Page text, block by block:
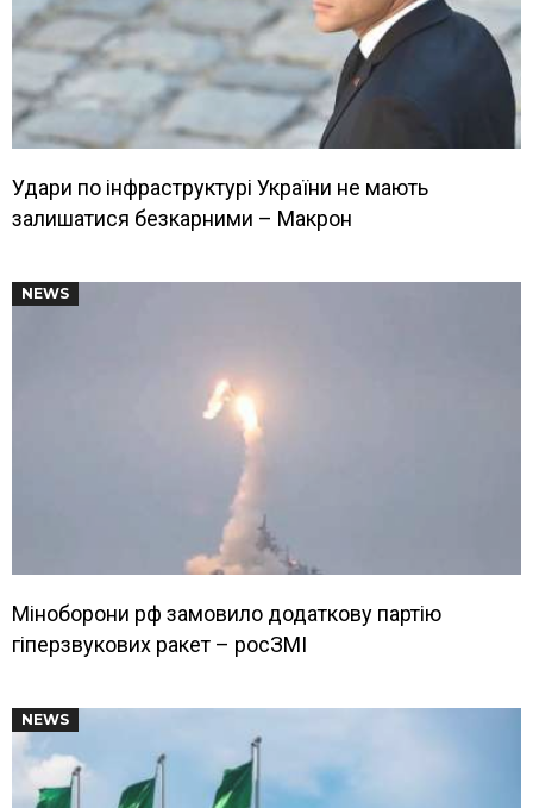
Удари по інфраструктурі України не мають
залишатися безкарними – Макрон
NEWS
Міноборони рф замовило додаткову партію
гіперзвукових ракет – росЗМІ
NEWS